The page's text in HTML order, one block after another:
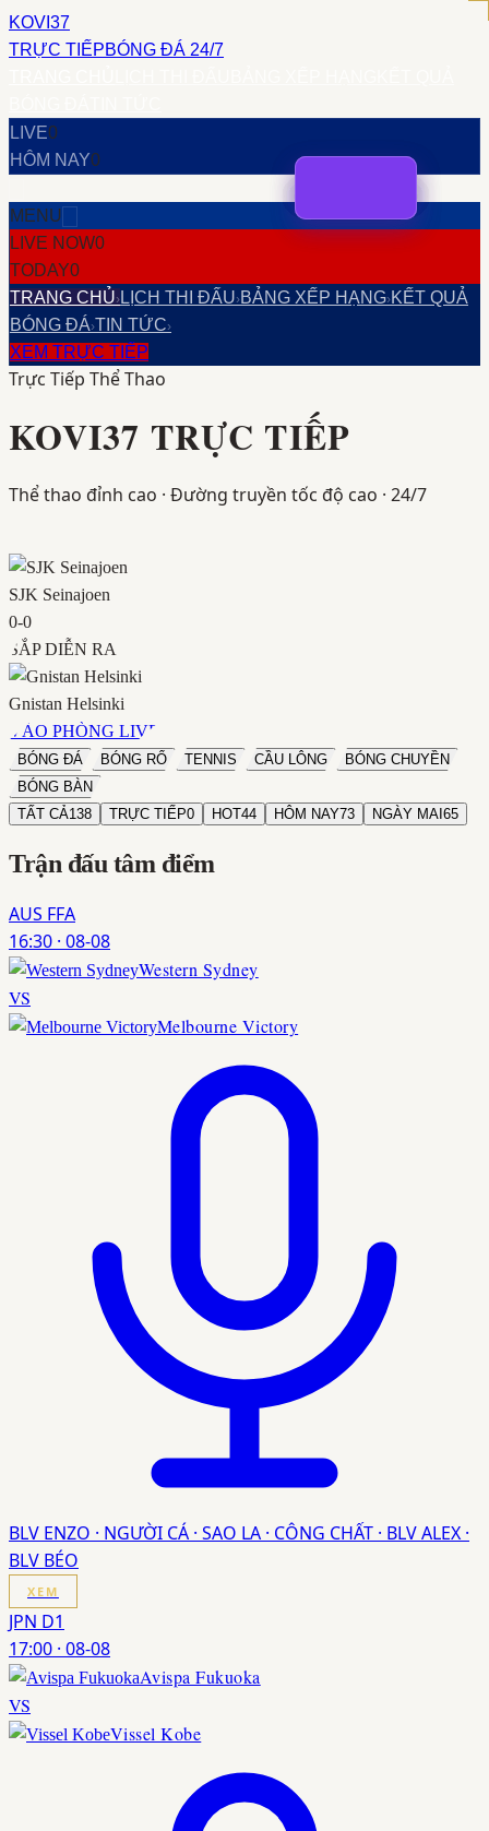
KOVI37
TRỰC TIẾPBÓNG ĐÁ 24/7
LIVE0
HÔM NAY0
MENU
LIVE NOW0
TODAY0
TRANG CHỦ› LỊCH THI ĐẤU›BẢNG XẾP HẠNG›KẾT QUẢ
BÓNG ĐÁ›TIN TỨC›
XEM TRỰC TIẾP
Trực Tiếp Thể Thao
KOVI37 TRỰC TIẾP
Thể thao đỉnh cao · Đường truyền tốc độ cao · 24/7
SJK Seinajoen
0-0
SẮP DIỄN RA
Gnistan Helsinki
VÀO PHÒNG LIVE
BÓNG ĐÁ BÓNG RỔ TENNIS CẦU LÔNG
BÓNG CHUYỀN
BÓNG BÀN
TẤT CẢ138 TRỰC TIẾP0 HOT44 HÔM NAY73 NGÀY MAI 65
Trận đấu tâm điểm
AUS FFA
16:30 · 08-08
Western Sydney
VS
Melbourne Victory
BLV ENZO · NGƯỜI CÁ · SAO LA · CÔNG CHẤT · BLV ALEX ·
BLV BÉO
XEM
JPN D1
17:00 · 08-08
Avispa Fukuoka
VS
Vissel Kobe